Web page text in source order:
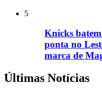
5
Knicks
ponta no
marca de
Últimas Notícias